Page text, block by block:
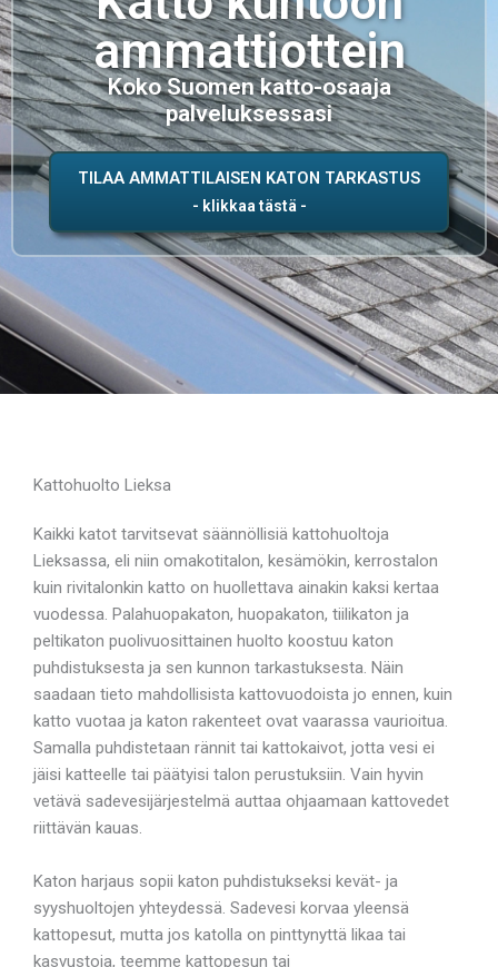
ammattiottein
Koko Suomen katto-osaaja
palveluksessasi
TILAA AMMATTILAISEN KATON TARKASTUS
Kattohuolto Lieksa
Kaikki katot tarvitsevat säännöllisiä kattohuoltoja
Lieksassa, eli niin omakotitalon, kesämökin, kerrostalon
kuin rivitalonkin katto on huollettava ainakin kaksi kertaa
vuodessa. Palahuopakaton, huopakaton, tiilikaton ja
peltikaton puolivuosittainen huolto koostuu katon
puhdistuksesta ja sen kunnon tarkastuksesta. Näin
saadaan tieto mahdollisista kattovuodoista jo ennen, kuin
katto vuotaa ja katon rakenteet ovat vaarassa vaurioitua.
Samalla puhdistetaan rännit tai kattokaivot, jotta vesi ei
jäisi katteelle tai päätyisi talon perustuksiin. Vain hyvin
vetävä sadevesijärjestelmä auttaa ohjaamaan kattovedet
riittävän kauas.
Katon harjaus sopii katon puhdistukseksi kevät- ja
syyshuoltojen yhteydessä. Sadevesi korvaa yleensä
kattopesut, mutta jos katolla on pinttynyttä likaa tai
kasvustoja, teemme kattopesun tai